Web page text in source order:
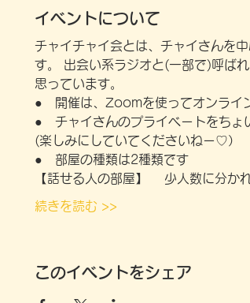
イベントについて
チャイチャイ会とは、チャイさんを
す。 出会い系ラジオと(一部で)呼ば
思っています。
●　開催は、Zoomを使ってオンライ
●　チャイさんのプライベートをちょ
(楽しみにしていてくださいねー♡）
●　部屋の種類は2種類です
【話せる人の部屋】 　少人数に分か
続きを読む >>
このイベントをシェア